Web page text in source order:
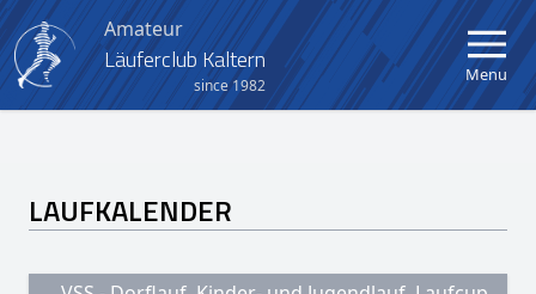
Amateur
Läuferclub Kaltern
since 1982
Menu
Verein
Aktuelles
LAUFKALENDER